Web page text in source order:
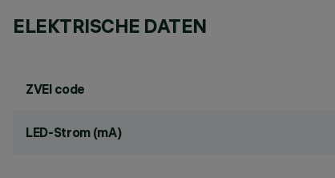
ELEKTRISCHE DATEN
ZVEI code
LED-Strom (mA)